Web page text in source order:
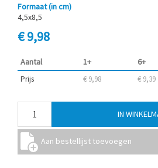
Formaat (in cm)
4,5x8,5
€ 9,98
Aantal 1+ 6+
Prijs € 9,98 € 9,39